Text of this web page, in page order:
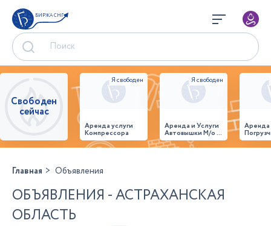
БИРЖА СНГ
Свободен
сейчас
Аренда услуги
Компрессора
Аренда и Услуги
Автовышки М/о г.
Домодедово
26,28,32 место
Главная Объявления
ОБЪЯВЛЕНИЯ - АСТРАХАНСКАЯ
ОБЛАСТЬ